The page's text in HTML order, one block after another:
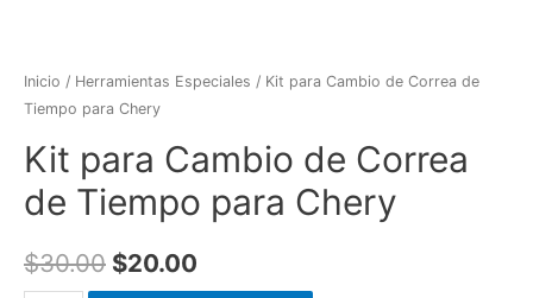
Inicio / Herramientas Especiales / Kit para Cambio de Correa de
Tiempo para Chery
Kit para Cambio de Correa
de Tiempo para Chery
$30.00 $20.00